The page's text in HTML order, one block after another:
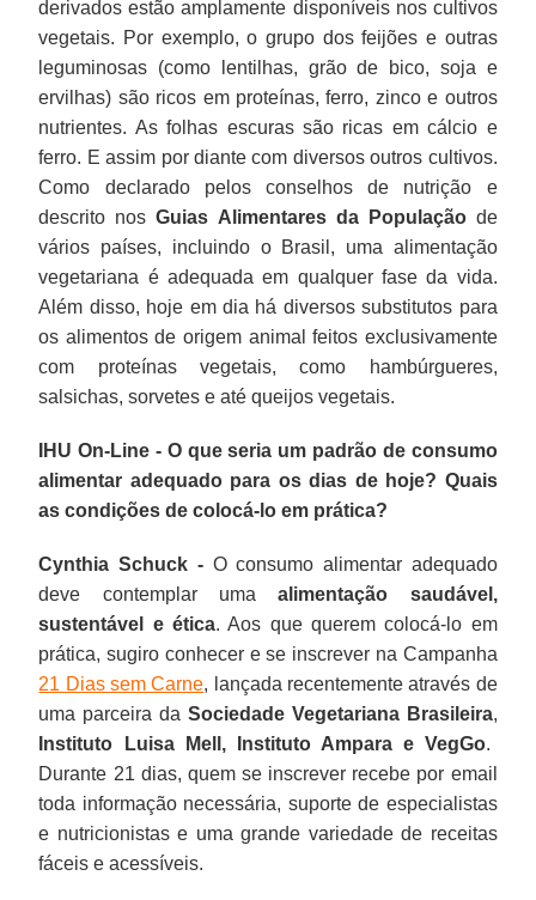
derivados estão amplamente disponíveis nos cultivos
vegetais. Por exemplo, o grupo dos feijões e outras
leguminosas (como lentilhas, grão de bico, soja e
ervilhas) são ricos em proteínas, ferro, zinco e outros
nutrientes. As folhas escuras são ricas em cálcio e
ferro. E assim por diante com diversos outros cultivos.
Como declarado pelos conselhos de nutrição e
descrito nos Guias Alimentares da Populaçãode
vários países, incluindo o Brasil, uma alimentação
vegetariana é adequada em qualquer fase da vida.
Além disso, hoje em dia há diversos substitutos para
os alimentos de origem animal feitos exclusivamente
com proteínas vegetais, como hambúrgueres,
salsichas, sorvetes e até queijos vegetais.
IHU On-Line - O que seria um padrão de consumo
alimentar adequado para os dias de hoje? Quais
as condições de colocá-lo em prática?
Cynthia Schuck -O consumo alimentar adequado
deve contemplar umaalimentação saudável,
sustentável e ética. Aos que querem colocá-lo em
prática, sugiro conhecer e se inscrever na Campanha
21 Dias sem Carne, lançada recentemente através de
uma parceira da Sociedade Vegetariana Brasileira,
Instituto Luisa Mell,
Instituto Ampara e VegGo.
Durante 21 dias, quem se inscrever recebe por email
toda informação necessária, suporte de especialistas
e nutricionistas e uma grande variedade de receitas
fáceis e acessíveis.